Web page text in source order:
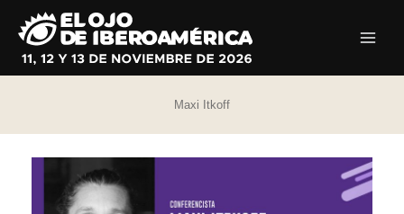
contenido
Maxi Itkoff